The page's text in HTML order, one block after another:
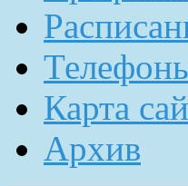
Карта
Архив